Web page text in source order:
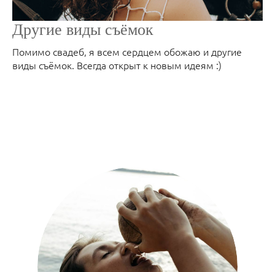
Другие виды съёмок
Помимо свадеб, я всем сердцем обожаю и другие
виды съёмок. Всегда открыт к новым идеям :)